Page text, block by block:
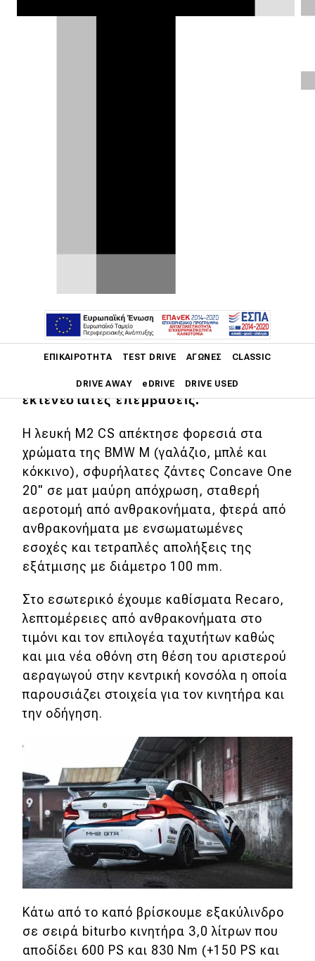
ΕΠΙΚΑΙΡΌΤΗΤΑ TEST DRIVE ΑΓΏΝΕΣ CLASSIC
DRIVE AWAY eDRIVE DRIVE USED
Επικαιρότητα
Νέα μοντέλα
Πρωτότυπα
Ελλάδα
Κόσμος
Τεχνολογία
Ασφάλεια
Αγορά
Απόψεις
Test Drive
Αποστολή
Συγκρίνουμε
Αγώνες
Formula 1
WRC
Motorsport
εργοστασιακήBMW M2 CS, ο
βελτιωτικός οίκος Manhart παρουσίασε
την MH2 GTR, μια βελτιωμένη έκδοση
του γερμανικού σπορ μοντέλου με
εκτενέστατες επεμβάσεις.
Η λευκή M2 CS απέκτησε φορεσιά στα
χρώματα της BMW M (γαλάζιο, μπλέ και
κόκκινο), σφυρήλατες ζάντες Concave One
20" σε ματ μαύρη απόχρωση, σταθερή
αεροτομή από ανθρακονήματα, φτερά από
ανθρακονήματα με ενσωματωμένες
εσοχές και τετραπλές απολήξεις της
εξάτμισης με διάμετρο 100 mm.
Στο εσωτερικό έχουμε καθίσματα Recaro,
λεπτομέρειες από ανθρακονήματα στο
τιμόνι και τον επιλογέα ταχυτήτων καθώς
και μια νέα οθόνη στη θέση του αριστερού
αεραγωγού στην κεντρική κονσόλα η οποία
παρουσιάζει στοιχεία για τον κινητήρα και
την οδήγηση.
Κάτω από το καπό βρίσκουμε εξακύλινδρο
σε σειρά biturbo κινητήρα 3,0 λίτρων που
αποδίδει 600 PS και 830 Nm (+150 PS και